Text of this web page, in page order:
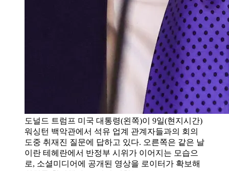
도널드 트럼프 미국 대통령(왼쪽)이 9일(현지시간)
워싱턴 백악관에서 석유 업계 관계자들과의 회의
도중 취재진 질문에 답하고 있다. 오른쪽은 같은 날
이란 테헤란에서 반정부 시위가 이어지는 모습으
로, 소셜미디어에 공개된 영상을 로이터가 확보해